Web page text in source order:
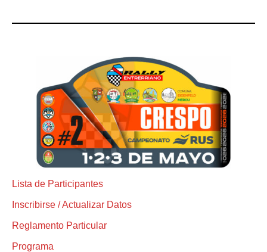
Lista de Participantes
Inscribirse / Actualizar Datos
Reglamento Particular
Programa